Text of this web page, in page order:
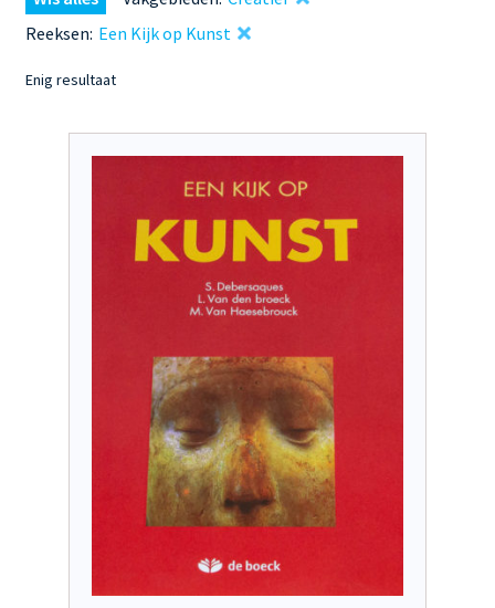
Reeksen: Een Kijk op Kunst
Enig resultaat